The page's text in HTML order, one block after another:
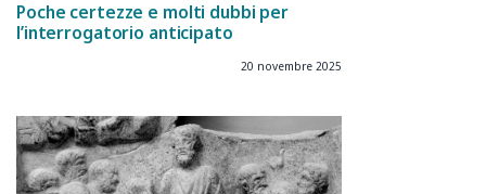
Poche certezze e molti dubbi per
l’interrogatorio anticipato
20 novembre 2025